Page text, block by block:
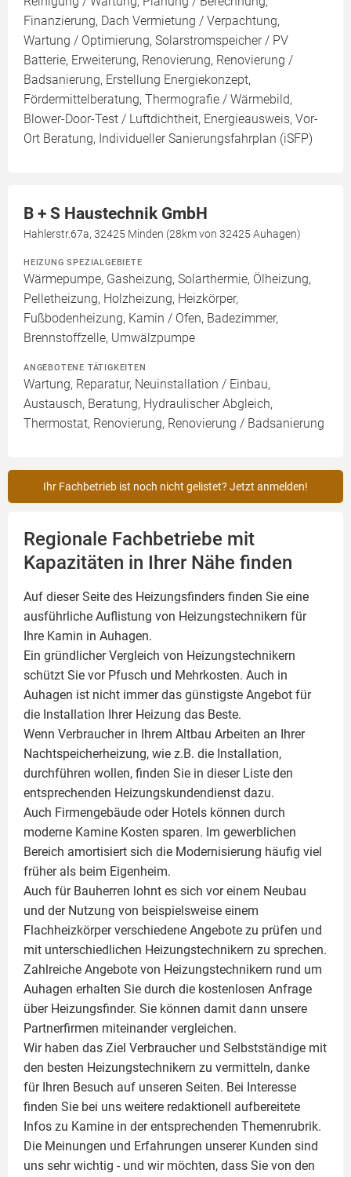
Finanzierung, Dach Vermietung / Verpachtung,
Wartung / Optimierung, Solarstromspeicher / PV
Batterie, Erweiterung, Renovierung, Renovierung /
Badsanierung, Erstellung Energiekonzept,
Fördermittelberatung, Thermografie / Wärmebild,
Blower-Door-Test / Luftdichtheit, Energieausweis, Vor-
Ort Beratung, Individueller Sanierungsfahrplan (iSFP)
B + S Haustechnik GmbH
Hahlerstr.67a, 32425 Minden (28km von 32425 Auhagen)
HEIZUNG SPEZIALGEBIETE
Wärmepumpe, Gasheizung, Solarthermie, Ölheizung,
Pelletheizung, Holzheizung, Heizkörper,
Fußbodenheizung, Kamin / Ofen, Badezimmer,
Brennstoffzelle, Umwälzpumpe
ANGEBOTENE TÄTIGKEITEN
Wartung, Reparatur, Neuinstallation / Einbau,
Austausch, Beratung, Hydraulischer Abgleich,
Thermostat, Renovierung, Renovierung / Badsanierung
Ihr Fachbetrieb ist noch nicht gelistet? Jetzt anmelden!
Regionale Fachbetriebe mit
Kapazitäten in Ihrer Nähe finden
Auf dieser Seite des Heizungsfinders finden Sie eine
ausführliche Auflistung von Heizungstechnikern für
Ihre Kamin in Auhagen.
Ein gründlicher Vergleich von Heizungstechnikern
schützt Sie vor Pfusch und Mehrkosten. Auch in
Auhagen ist nicht immer das günstigste Angebot für
die Installation Ihrer Heizung das Beste.
Wenn Verbraucher in Ihrem Altbau Arbeiten an Ihrer
Nachtspeicherheizung, wie z.B. die Installation,
durchführen wollen, finden Sie in dieser Liste den
entsprechenden Heizungskundendienst dazu.
Auch Firmengebäude oder Hotels können durch
moderne Kamine Kosten sparen. Im gewerblichen
Bereich amortisiert sich die Modernisierung häufig viel
früher als beim Eigenheim.
Auch für Bauherren lohnt es sich vor einem Neubau
und der Nutzung von beispielsweise einem
Flachheizkörperverschiedene Angebote zu prüfen und
mit unterschiedlichen Heizungstechnikern zu sprechen.
Zahlreiche Angebote von Heizungstechnikern rund um
Auhagen erhalten Sie durch die kostenlosen Anfrage
über Heizungsfinder. Sie können damit dann unsere
Partnerfirmen miteinander vergleichen.
Wir haben das Ziel Verbraucher und Selbstständige mit
den besten Heizungstechnikern zu vermitteln, danke
für Ihren Besuch auf unseren Seiten. Bei Interesse
finden Sie bei uns weitere redaktionell aufbereitete
Infos zu Kamine in der entsprechenden Themenrubrik.
Die Meinungen und Erfahrungen unserer Kunden sind
uns sehr wichtig - und wir möchten, dass Sie von den